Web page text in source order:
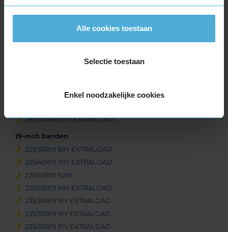
Alle cookies toestaan
Selectie toestaan
Enkel noodzakelijke cookies
255/40R18 99Y EXTRALOAD
255/45R18 103Y EXTRALOAD
265/35R18 97Y EXTRALOAD
275/40R18 103Y EXTRALOAD
285/35R18 101Y EXTRALOAD
19-inch banden
225/35R19 88Y EXTRALOAD
225/40R19 93Y EXTRALOAD
225/45R19 92W
225/45R19 96Y EXTRALOAD
235/35R19 91Y EXTRALOAD
235/35R19 91Y EXTRALOAD
235/35R19 91Y EXTRALOAD